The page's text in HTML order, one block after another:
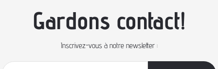
Gardons contact!
Inscrivez-vous à notre newsletter :